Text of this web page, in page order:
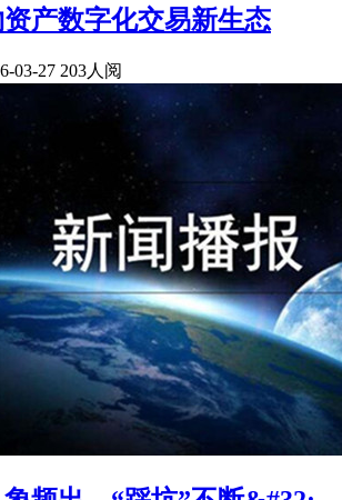
产数字化交易新生态
03-27 203人阅